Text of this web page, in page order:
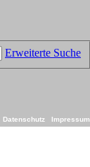
Erweiterte Suche
Datenschutz Impressum